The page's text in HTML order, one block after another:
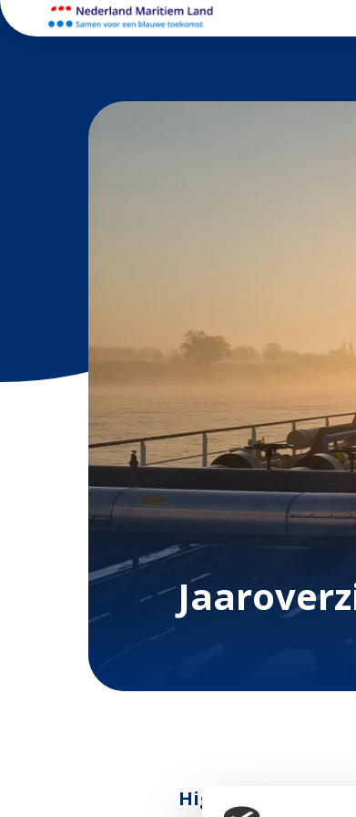
High Tech, Hands